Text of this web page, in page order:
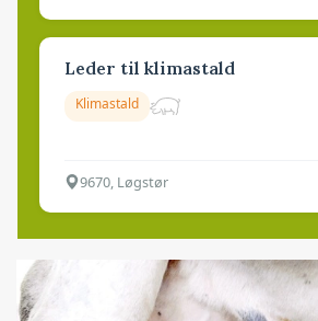
Leder til klimastald
Klimastald
9670, Løgstør